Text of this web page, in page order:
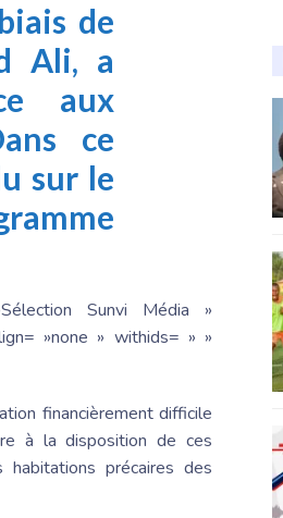
de
Ali, a
aux
ce
sur le
Sunvi Média »
»none » withids= » »
financièrement difficile
à la disposition de ces
précaires des